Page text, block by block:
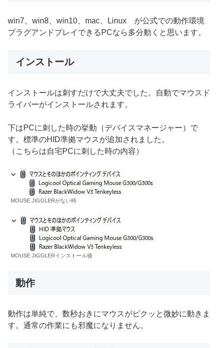
win7、win8、win10、mac、Linux が公式での動作環境
プラグアンドプレイできるPCなら多分動くと思います。
インストール
インストールは刺すだけで大丈夫でした。自動でマウスド
ライバーがインストールされます。
下はPCに刺した時の挙動（デバイスマネージャー）で
す。標準のHID準拠マウスが追加されました。
（こちらは自宅PCに刺した時の内容）
MOUSE JIGGLERがない時
MOUSE JIGGLERインストール後
動作
動作は単純で、数秒おきにマウスがピクッと微妙に動きま
す。通常の作業にも邪魔になりません。